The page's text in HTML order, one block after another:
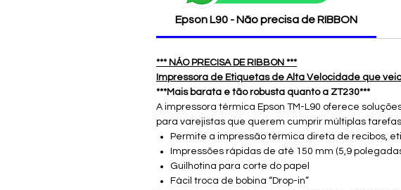
Epson L90 - Não precisa de RIBBON
*** NÁO PRECISA DE RIBBON ***
Impressora de Etiquetas de Alta Velocidade que
***Mais barata e tão robusta quanto a ZT230***
A impressora térmica Epson TM-L90 oferece
para varejistas que querem cumprir múltiplas
Permite a impressão térmica direta de recibos,
Impressões rápidas de até 150 mm (5,9
Guilhotina para corte do papel
Fácil troca de bobina “Drop-in”